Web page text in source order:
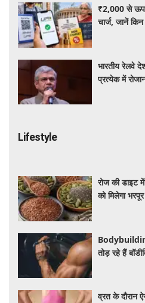
₹2,000 से
चार्ज, जानें
भारतीय रेलवे
प्रत्येक में
Lifestyle
रोज की डाइट
को मिलेगा
तोड़ रहे हैं
व्रत के दौरान